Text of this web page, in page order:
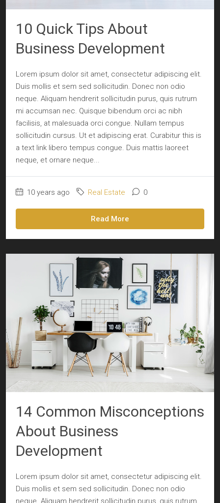
10 Quick Tips About
Business Development
Lorem ipsum dolor sit amet, consectetur adipiscing elit.
Duis mollis et sem sed sollicitudin. Donec non odio
neque. Aliquam hendrerit sollicitudin purus, quis rutrum
mi accumsan nec. Quisque bibendum orci ac nibh
facilisis, at malesuada orci congue. Nullam tempus
sollicitudin cursus. Ut et adipiscing erat. Curabitur this is
a text link libero tempus congue. Duis mattis laoreet
neque, et ornare neque...
10 years ago Real Estate 0
Read More
14 Common Misconceptions
About Business
Development
Lorem ipsum dolor sit amet, consectetur adipiscing elit.
Duis mollis et sem sed sollicitudin. Donec non odio
neque. Aliquam hendrerit sollicitudin purus, quis rutrum